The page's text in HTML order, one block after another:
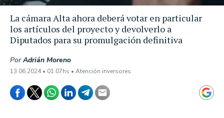
La cámara Alta ahora deberá votar en particular
los artículos del proyecto y devolverlo a
Diputados para su promulgación definitiva
PorAdrián Moreno
13.06.2024 • 01:07hs • Atención inversores